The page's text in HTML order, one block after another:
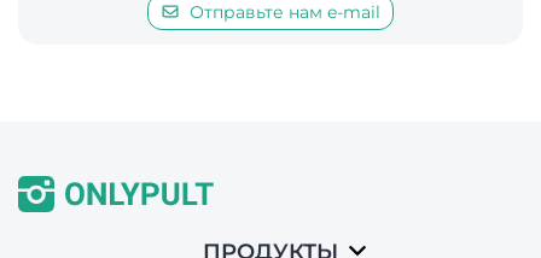
Отправьте нам e-mail
ПРОДУКТЫ